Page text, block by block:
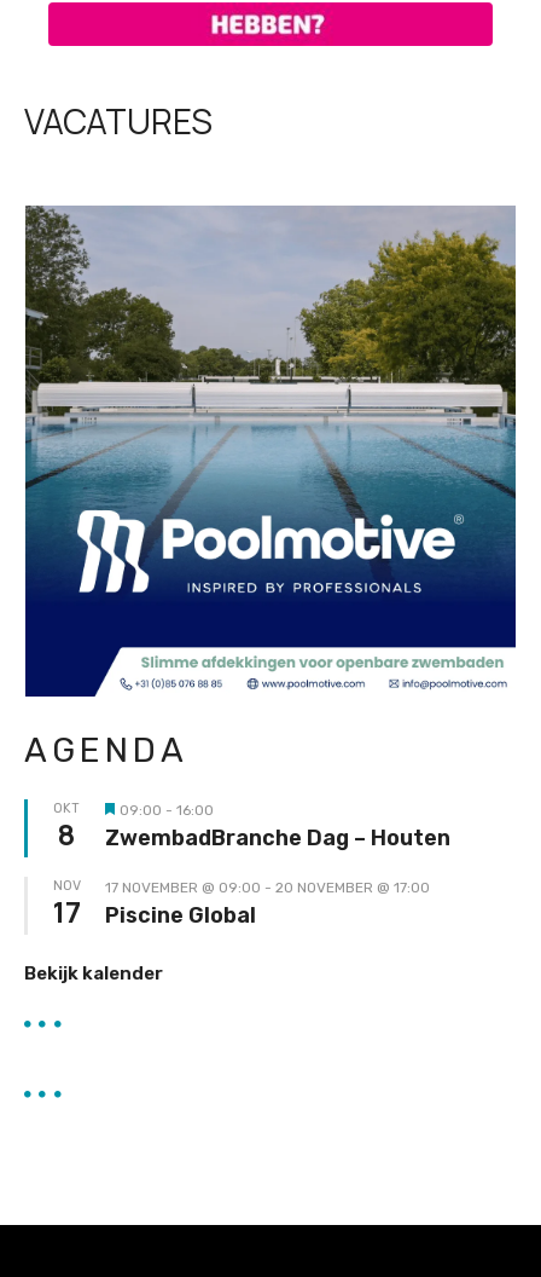
VACATURES
AGENDA
OKT
8 Uitgelicht
09:00 - 16:00
ZwembadBranche Dag – Houten
NOV
17
17 NOVEMBER @ 09:00 - 20 NOVEMBER @ 17:00
Piscine Global
Bekijk kalender